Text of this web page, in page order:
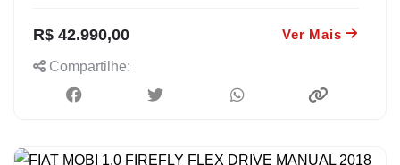
R$ 42.990,00 Ver Mais
Compartilhe: